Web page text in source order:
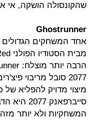
שהקונסולה הושקה, אי
Ghostrunner
מיצוי מדויק להפליא
המשחקיות ולא יותר